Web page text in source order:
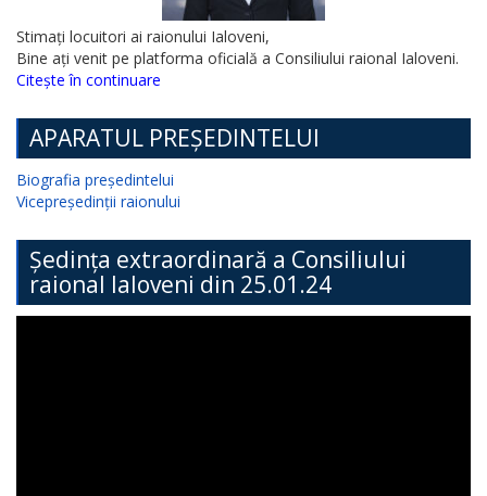
Stimați locuitori ai raionului Ialoveni,
Bine ați venit pe platforma oficială a Consiliului raional Ialoveni.
Citește în continuare
APARATUL PREȘEDINTELUI
Biografia președintelui
Vicepreședinții raionului
Ședința extraordinară a Consiliului
raional Ialoveni din 25.01.24